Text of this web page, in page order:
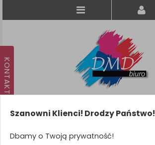
Szanowni Klienci! Drodzy Państwo!
Dbamy o Twoją prywatność!